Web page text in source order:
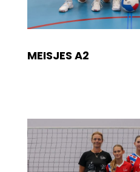
MEISJES A2